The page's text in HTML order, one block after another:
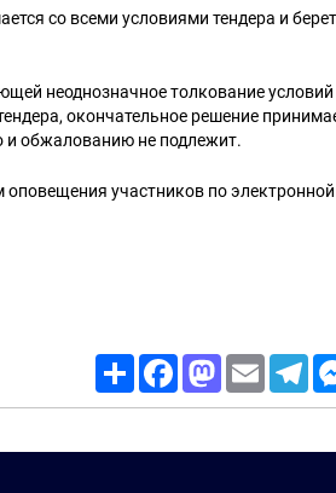
со всеми условиями тендера и
неоднозначное толкование
окончательное решение
и обжалованию не подлежит.
участников по электронной
Share FacebookMastodon
Email